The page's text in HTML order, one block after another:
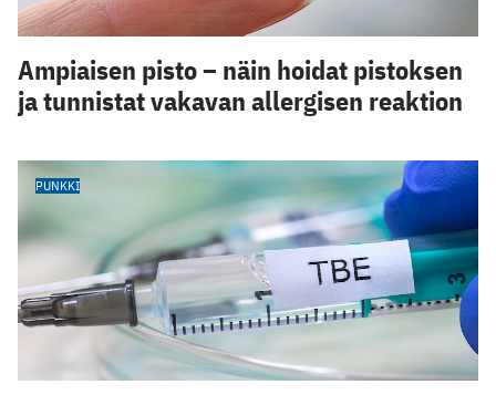
Ampiaisen pisto – näin hoidat pistoksen
ja tunnistat vakavan allergisen reaktion
PUNKKI